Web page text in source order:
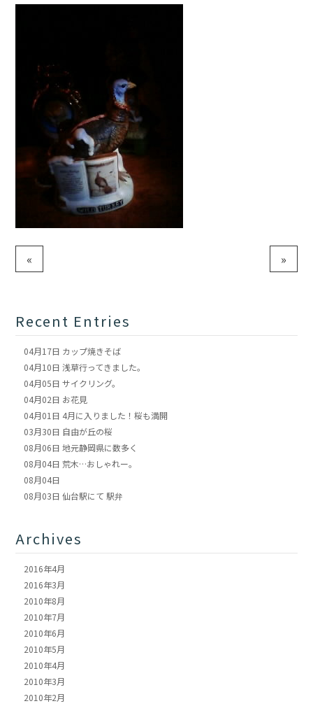
« »
Recent Entries
04月17日 カップ焼きそば
04月10日 浅草行ってきました。
04月05日 サイクリング。
04月02日 お花見
04月01日 4月に入りました！桜も満開
03月30日 自由が丘の桜
08月06日 地元静岡県に数多く
08月04日 荒木…おしゃれー。
08月04日
08月03日 仙台駅にて 駅弁
Archives
2016年4月
2016年3月
2010年8月
2010年7月
2010年6月
2010年5月
2010年4月
2010年3月
2010年2月